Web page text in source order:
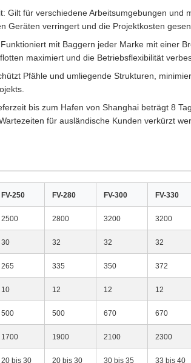
Gilt für verschiedene Arbeitsumgebungen und
Geräten verringert und die Projektkosten
mit Baggern jeder Marke mit einer
maximiert und die Betriebsflexibilität
Pfähle und umliegende Strukturen,
bis zum Hafen von Shanghai beträgt 8
für ausländische Kunden verkürzt
FV-250 FV-280 FV-300 FV-330
2500 2800 3200 3200
30 32 32 32
265 335 350 372
10 12 12 12
500 500 670 670
1700 1900 2100 2300
20 bis 30 20 bis 30 30 bis 35 33 bis 40